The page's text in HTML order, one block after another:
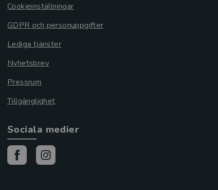
Cookieinställningar
GDPR och personuppgifter
Lediga tjänster
Nyhetsbrev
Pressrum
Tillgänglighet
Sociala medier